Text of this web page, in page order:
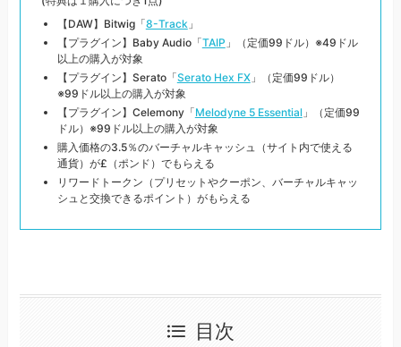
【DAW】Bitwig「8-Track 」
【プラグイン】Baby Audio「TAIP 」（定価99ドル）※49ドル
以上の購入が対象
【プラグイン】Serato「Serato Hex FX」（定価99ドル）
※99ドル以上の購入が対象
【プラグイン】Celemony「Melodyne 5 Essential」（定価99
ドル）※99ドル以上の購入が対象
購入価格の3.5％のバーチャルキャッシュ（サイト内で使える
通貨）が£（ポンド）でもらえる
リワードトークン（プリセットやクーポン、バーチャルキャッ
シュと交換できるポイント）がもらえる
目次